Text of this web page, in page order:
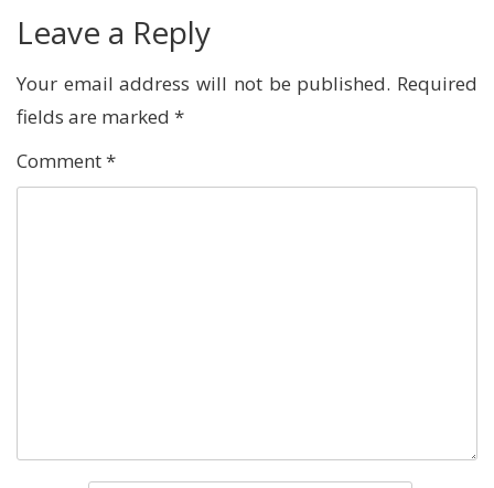
Leave a Reply
Your email address will not be published. Required
fields are marked *
Comment*